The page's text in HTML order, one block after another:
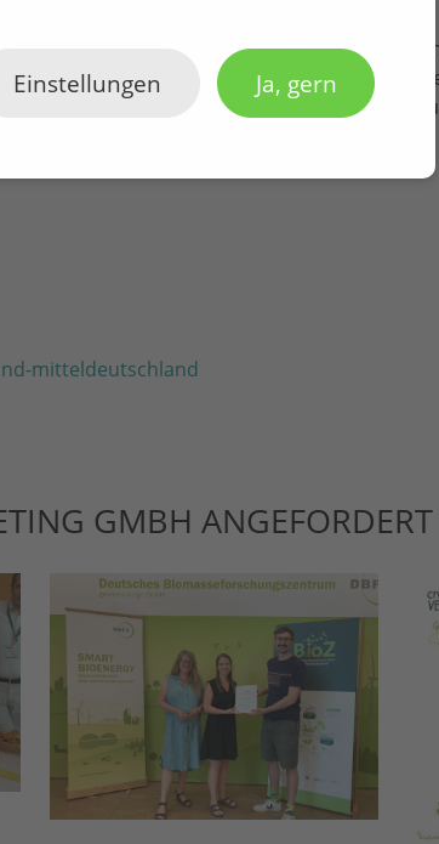
biologischer Ressourcen, Prozesse
basiert die Bioökonomie nachhaltig auf
steht für den Schutz von Klima und
mitteldeutschland
GMBH
Einstellungen Ja, gern